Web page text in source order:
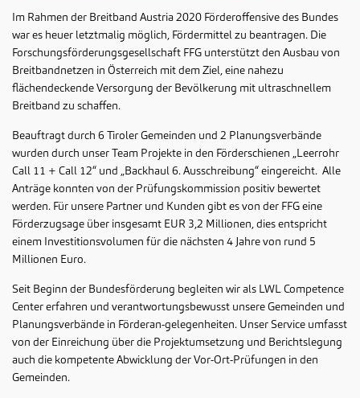
Im Rahmen der Breitband Austria 2020 Förderoffensive des Bundes
war es heuer letztmalig möglich, Fördermittel zu beantragen. Die
Forschungsförderungsgesellschaft FFG unterstützt den Ausbau von
Breitbandnetzen in Österreich mit dem Ziel, eine nahezu
flächendeckende Versorgung der Bevölkerung mit ultraschnellem
Breitband zu schaffen.
Beauftragt durch 6 Tiroler Gemeinden und 2 Planungsverbände
wurden durch unser Team Projekte in den Förderschienen „Leerrohr
Call 11 + Call 12“ und „Backhaul 6. Ausschreibung“ eingereicht. Alle
Anträge konnten von der Prüfungskommission positiv bewertet
werden. Für unsere Partner und Kunden gibt es von der FFG eine
Förderzugsage über insgesamt EUR 3,2 Millionen, dies entspricht
einem Investitionsvolumen für die nächsten 4 Jahre von rund 5
Millionen Euro.
Seit Beginn der Bundesförderung begleiten wir als LWL Competence
Center erfahren und verantwortungsbewusst unsere Gemeinden und
Planungsverbände in Förderan-gelegenheiten. Unser Service umfasst
von der Einreichung über die Projektumsetzung und Berichtslegung
auch die kompetente Abwicklung der Vor-Ort-Prüfungen in den
Gemeinden.